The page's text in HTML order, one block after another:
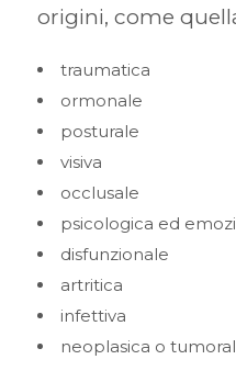
origini, come
traumatica
ormonale
posturale
visiva
occlusale
psicologica ed
disfunzionale
artritica
infettiva
neoplasica o